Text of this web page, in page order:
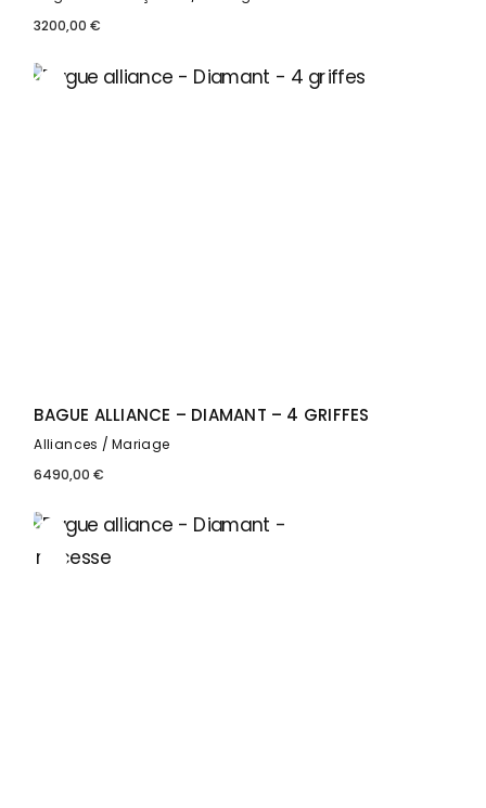
3200,00€
BAGUE ALLIANCE – DIAMANT – 4 GRIFFES
Alliances
Mariage
6490,00€